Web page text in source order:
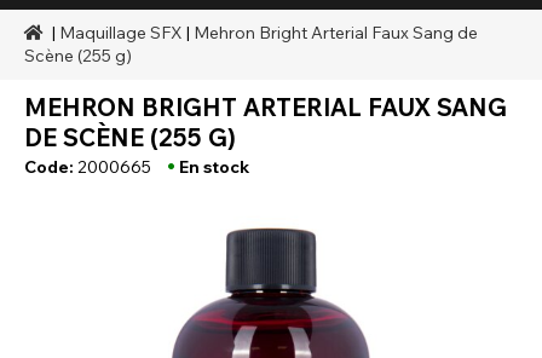
| Maquillage SFX | Mehron Bright Arterial Faux Sang de
Scène (255 g)
MEHRON BRIGHT ARTERIAL FAUX SANG
DE SCÈNE (255 G)
Code: 2000665 • En stock